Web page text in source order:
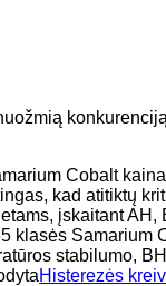
Cobalt
kad atitiktų
įskaitant
klasės Samarium
stabilumo,
Histerezės